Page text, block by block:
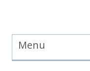
Menu